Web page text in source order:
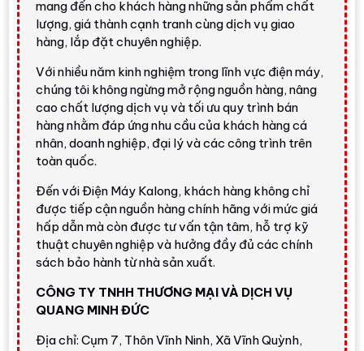
Kalong
Nhận định nổi bật
Aqua AQW-DR160UHT PSlà lựa chọn đáng cân
nhắc nếu bạn muốn một chiếc máy giặt cửa trên
dung tích lớn, nhiều công nghệ, vận hành êm hơn nhờ
DD Inverter truyền động trực tiếpvà tiện hơn nhờ
Smart Dosing
đông người nhưng không muốn dùng máy lồng ngang
vì cần thao tác cửa trên quen thuộc, dễ bỏ đồ và lấy
đồ.
Giá tham khảo tại Điện Máy Kalong:10.850.000 đ.
khuyến mãi và khu vực giao hàng.
mang đến cho khách hàng những sản phẩm chất
lượng, giá thành cạnh tranh cùng dịch vụ giao
hàng, lắp đặt chuyên nghiệp.
Với nhiều năm kinh nghiệm trong lĩnh vực điện máy,
chúng tôi không ngừng mở rộng nguồn hàng, nâng
cao chất lượng dịch vụ và tối ưu quy trình bán
hàng nhằm đáp ứng nhu cầu của khách hàng cá
nhân, doanh nghiệp, đại lý và các công trình trên
toàn quốc.
Đến với Điện Máy Kalong, khách hàng không chỉ
được tiếp cận nguồn hàng chính hãng với mức giá
hấp dẫn mà còn được tư vấn tận tâm, hỗ trợ kỹ
thuật chuyên nghiệp và hưởng đầy đủ các chính
sách bảo hành từ nhà sản xuất.
CÔNG TY TNHH THƯƠNG MẠI VÀ DỊCH VỤ
QUANG MINH ĐỨC
Địa chỉ: Cụm 7, Thôn Vĩnh Ninh, Xã Vĩnh Quỳnh,